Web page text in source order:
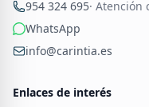
954 324 695· Atención
WhatsApp
info@carintia.es
Enlaces de interés